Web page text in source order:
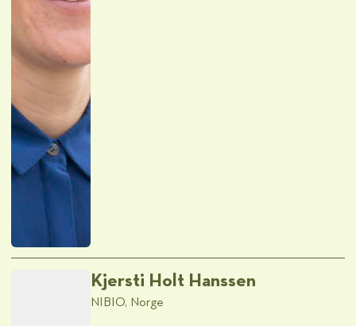
Kjersti Holt Hanssen
NIBIO, Norge